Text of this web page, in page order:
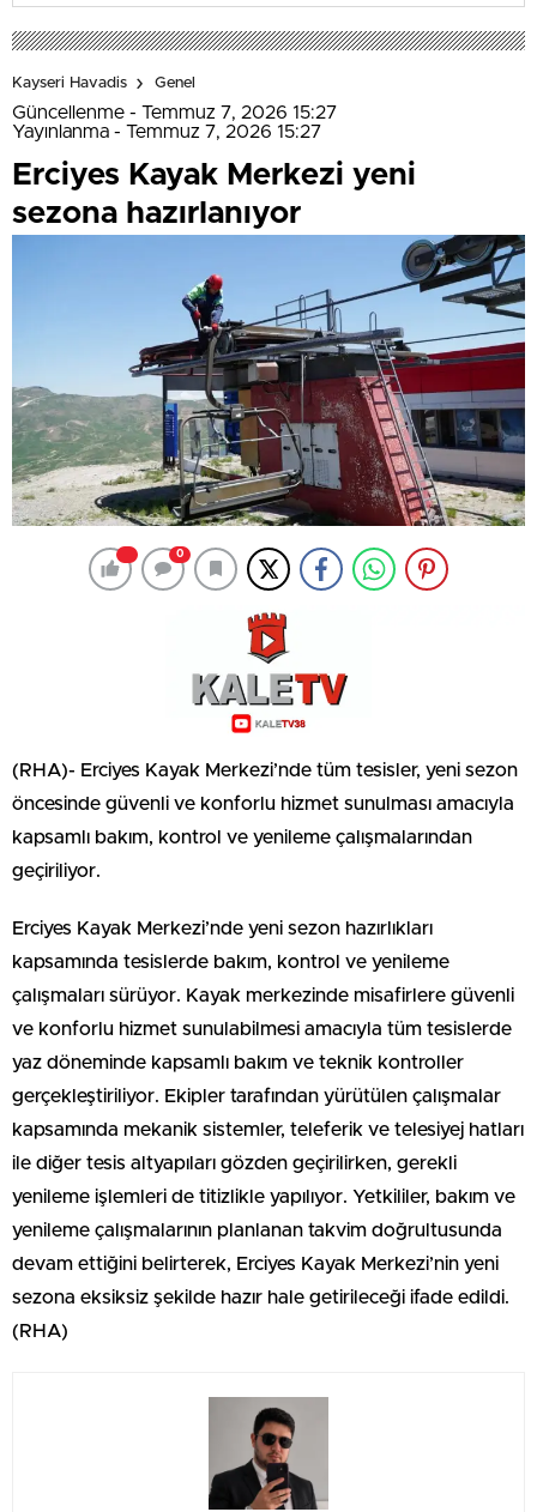
Kayseri Havadis Genel
Güncellenme - Temmuz 7, 2026 15:27
Yayınlanma - Temmuz 7, 2026 15:27
Erciyes Kayak Merkezi yeni
sezona hazırlanıyor
0
(RHA)- Erciyes Kayak Merkezi’nde tüm tesisler, yeni sezon
öncesinde güvenli ve konforlu hizmet sunulması amacıyla
kapsamlı bakım, kontrol ve yenileme çalışmalarından
geçiriliyor.
Erciyes Kayak Merkezi’nde yeni sezon hazırlıkları
kapsamında tesislerde bakım, kontrol ve yenileme
çalışmaları sürüyor. Kayak merkezinde misafirlere güvenli
ve konforlu hizmet sunulabilmesi amacıyla tüm tesislerde
yaz döneminde kapsamlı bakım ve teknik kontroller
gerçekleştiriliyor. Ekipler tarafından yürütülen çalışmalar
kapsamında mekanik sistemler, teleferik ve telesiyej hatları
ile diğer tesis altyapıları gözden geçirilirken, gerekli
yenileme işlemleri de titizlikle yapılıyor. Yetkililer, bakım ve
yenileme çalışmalarının planlanan takvim doğrultusunda
devam ettiğini belirterek, Erciyes Kayak Merkezi’nin yeni
sezona eksiksiz şekilde hazır hale getirileceği ifade edildi.
(RHA)